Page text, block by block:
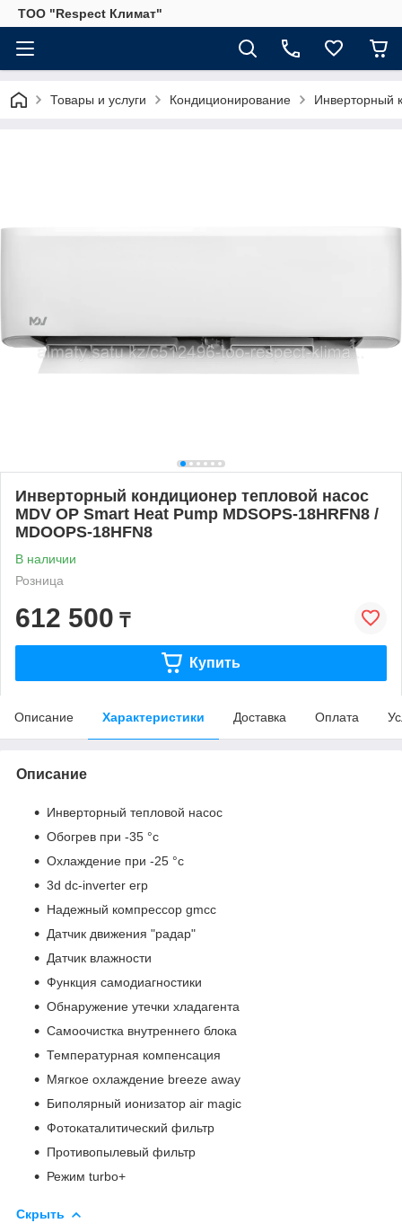
ТОО "Respect Климат"
Товары и услуги Кондиционирование Инверторный
Инверторный кондиционер тепловой насос
MDV OP Smart Heat Pump MDSOPS-18HRFN8 /
MDOOPS-18HFN8
В наличии
Розница
612 500 ₸
Купить
Описание Характеристики Доставка Оплата
Описание
Инверторный тепловой насос
Обогрев при -35 °с
Охлаждение при -25 °с
3d dc-inverter erp
Надежный компрессор gmcc
Датчик движения "радар"
Датчик влажности
Функция самодиагностики
Обнаружение утечки хладагента
Самоочистка внутреннего блока
Температурная компенсация
Мягкое охлаждение breeze away
Биполярный ионизатор air magic
Фотокаталитический фильтр
Противопылевый фильтр
Режим turbo+
Скрыть